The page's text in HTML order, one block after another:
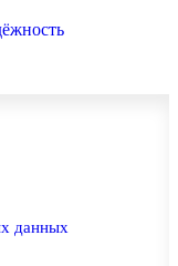
данных